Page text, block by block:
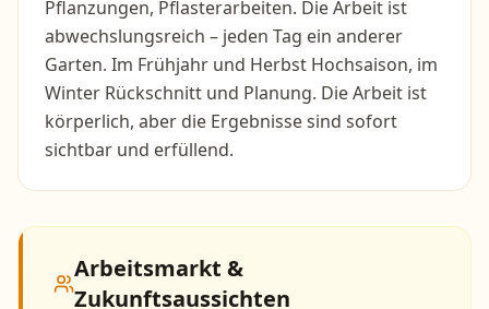
Pflanzungen, Pflasterarbeiten. Die Arbeit ist
abwechslungsreich – jeden Tag ein anderer
Garten. Im Frühjahr und Herbst Hochsaison, im
Winter Rückschnitt und Planung. Die Arbeit ist
körperlich, aber die Ergebnisse sind sofort
sichtbar und erfüllend.
Arbeitsmarkt &
Zukunftsaussichten